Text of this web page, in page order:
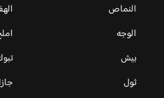
النماص
الوجه
بيش
ثول